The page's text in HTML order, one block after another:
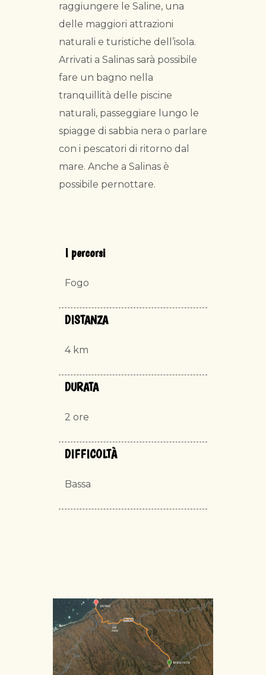
raggiungere le Saline, una
delle maggiori attrazioni
naturali e turistiche dell’isola.
Arrivati a Salinas sarà possibile
fare un bagno nella
tranquillità delle piscine
naturali, passeggiare lungo le
spiagge di sabbia nera o parlare
con i pescatori di ritorno dal
mare. Anche a Salinas è
possibile pernottare.
I percorsi
Fogo
DISTANZA
4 km
DURATA
2 ore
DIFFICOLTÀ
Bassa